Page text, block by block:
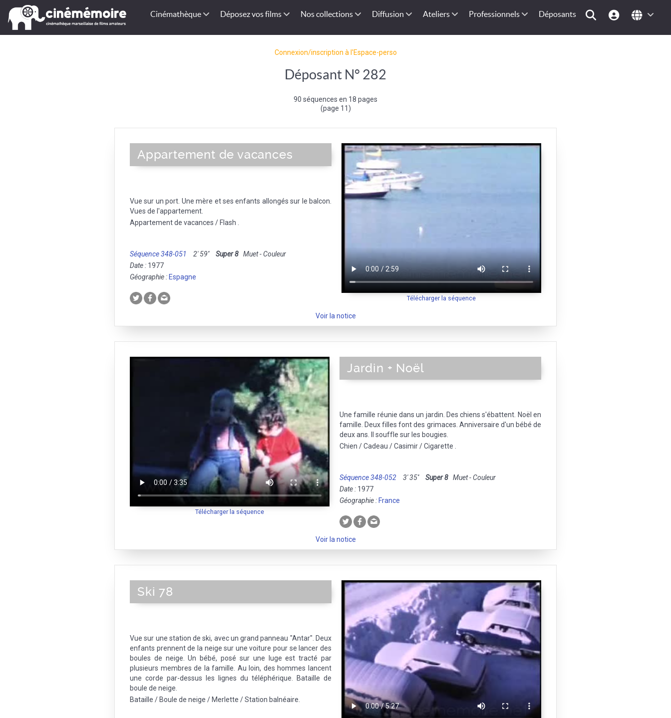
Cinémathèque Déposez vos films Nos collections Diffusion Ateliers Professionnels Déposants
Connexion/inscription à l'Espace-perso
Déposant N° 282
90 séquences en 18 pages
(page 11)
Télécharger la séquence
Appartement de vacances
Vue sur un port. Une mère et ses enfants allongés sur le balcon.
Vues de l'appartement.
Appartement de vacances / Flash .
Séquence 348-051 2' 59'' Super 8 Muet - Couleur
Date : 1977
Géographie : Espagne
Voir la notice
Télécharger la séquence
Jardin + Noël
Une famille réunie dans un jardin. Des chiens s'ébattent. Noël en
famille. Deux filles font des grimaces. Anniversaire d'un bébé de
deux ans. Il souffle sur les bougies.
Chien / Cadeau / Casimir / Cigarette .
Séquence 348-052 3' 35'' Super 8 Muet - Couleur
Date : 1977
Géographie : France
Voir la notice
Ski 78
Vue sur une station de ski, avec un grand panneau "Antar". Deux
enfants prennent de la neige sur une voiture pour se lancer des
boules de neige. Un bébé, posé sur une luge est tracté par
plusieurs membres de la famille. Au loin, des hommes lancent
une corde par-dessus les lignes du téléphérique. Bataille de
boule de neige.
Bataille / Boule de neige / Merlette / Station balnéaire.